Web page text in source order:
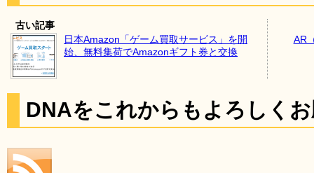
古い記事
日本Amazon「ゲーム買取サービス」を開
始、無料集荷でAmazonギフト券と交換
AR
DNAをこれからもよろしく